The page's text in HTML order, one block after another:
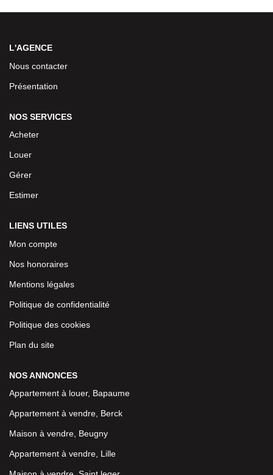
L'AGENCE
Nous contacter
Présentation
NOS SERVICES
Acheter
Louer
Gérer
Estimer
LIENS UTILES
Mon compte
Nos honoraires
Mentions légales
Politique de confidentialité
Politique des cookies
Plan du site
NOS ANNONCES
Appartement à louer, Bapaume
Appartement à vendre, Berck
Maison à vendre, Beugny
Appartement à vendre, Lille